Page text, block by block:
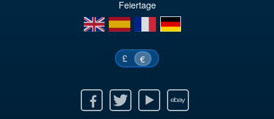
Feiertage
en
es fr de
£ €
Twitter Youtube Ebay